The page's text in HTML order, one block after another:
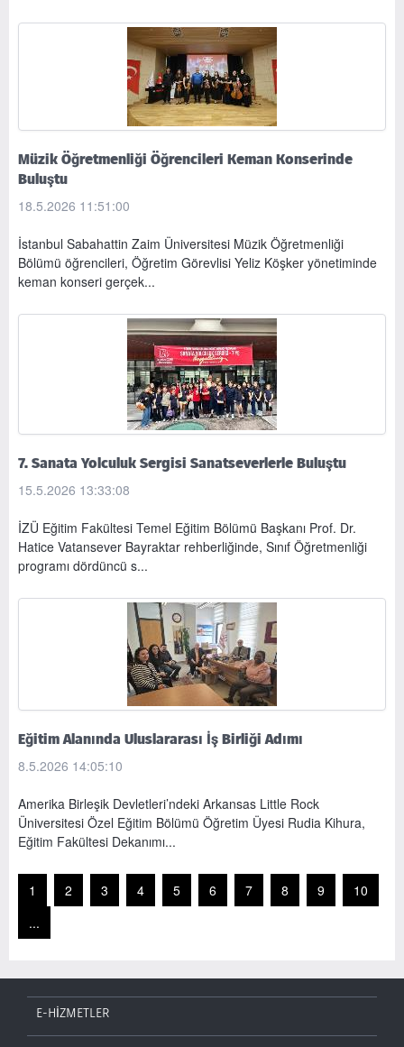
Müzik Öğretmenliği Öğrencileri Keman Konserinde
Buluştu
18.5.2026 11:51:00
İstanbul Sabahattin Zaim Üniversitesi Müzik Öğretmenliği
Bölümü öğrencileri, Öğretim Görevlisi Yeliz Köşker yönetiminde
keman konseri gerçek...
7. Sanata Yolculuk Sergisi Sanatseverlerle Buluştu
15.5.2026 13:33:08
İZÜ Eğitim Fakültesi Temel Eğitim Bölümü Başkanı Prof. Dr.
Hatice Vatansever Bayraktar rehberliğinde, Sınıf Öğretmenliği
programı dördüncü s...
Eğitim Alanında Uluslararası İş Birliği Adımı
8.5.2026 14:05:10
Amerika Birleşik Devletleri’ndeki Arkansas Little Rock
Üniversitesi Özel Eğitim Bölümü Öğretim Üyesi Rudia Kihura,
Eğitim Fakültesi Dekanımı...
1 2 3 4 5 6 7 8 9
10
...
E-HİZMETLER